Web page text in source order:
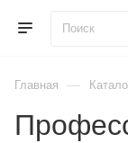
Главная —